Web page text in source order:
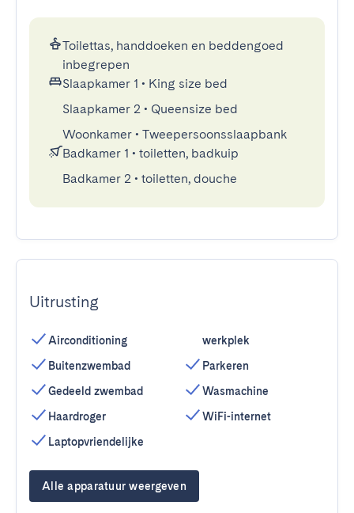
Toilettas, handdoeken en beddengoed
inbegrepen
Slaapkamer 1 • King size bed
Slaapkamer 2 • Queensize bed
Woonkamer • Tweepersoonsslaapbank
Badkamer 1 • toiletten, badkuip
Badkamer 2 • toiletten, douche
Uitrusting
Airconditioning
Buitenzwembad
Gedeeld zwembad
Haardroger
Laptopvriendelijke
werkplek
Parkeren
Wasmachine
WiFi-internet
Alle apparatuur weergeven